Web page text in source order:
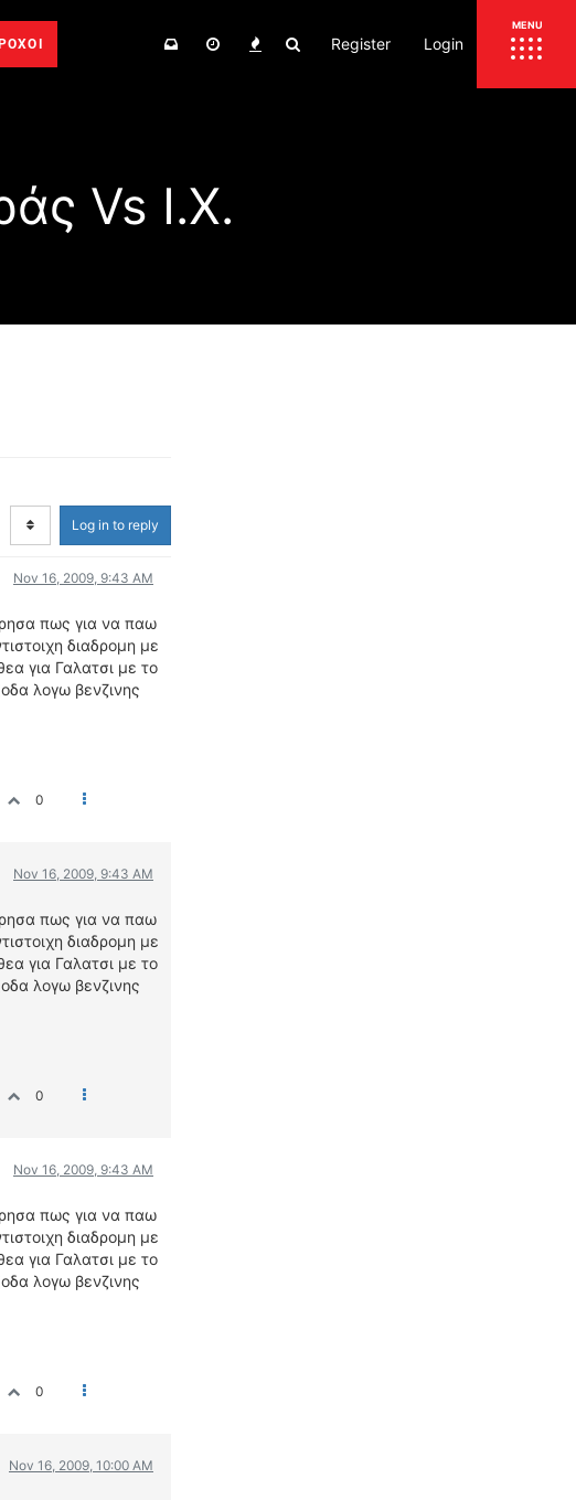
Register Login
Vs Ι.Χ.
Log in to reply
Nov 16, 2009, 9:43 AM
πως για να παω
διαδρομη με
για Γαλατσι με το
λογω βενζινης
0
Nov 16, 2009, 9:43 AM
πως για να παω
διαδρομη με
για Γαλατσι με το
λογω βενζινης
0
Nov 16, 2009, 9:43 AM
πως για να παω
διαδρομη με
για Γαλατσι με το
λογω βενζινης
0
Nov 16, 2009, 10:00 AM
ΕΚΘΕΣΕΙΣ
ΟΔΟΙΠΟΡΙΚΑ
ΝΕΑ ΜΟΝΤΕΛΑ
ΑΓΩΝΕΣ
ΔΟΚΙΜΕΣ – ΠΑΡΟΥΣΙΑΣΕΙΣ
ΑΓΩΝΕΣ
FORMULA 1
WRC
ΚΑΤΑΣΚΕΥΑΣΤΕΣ
ΠΡΟΣΩΠΙΚΟΤΗΤΕΣ
ΑΓΩΝΙΣΤΙΚΑ ΑΥΤΟΚΙΝΗΤΑ